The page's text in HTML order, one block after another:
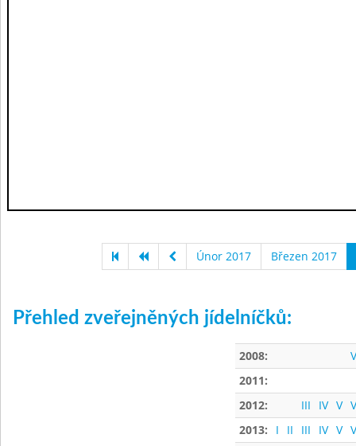
Únor 2017 Březen 2017
Přehled zveřejněných jídelníčků:
2008:
2011:
2012:
III IV V
2013:
I II III IV V